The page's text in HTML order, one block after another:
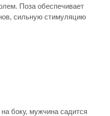
Поза обеспечивает
сильную стимуляцию
боку, мужчина садится